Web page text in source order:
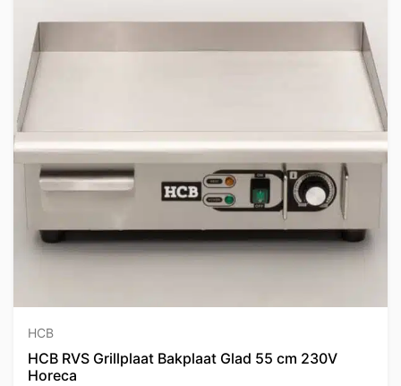
HCB
HCB RVS Grillplaat Bakplaat Glad 55 cm 230V
Horeca